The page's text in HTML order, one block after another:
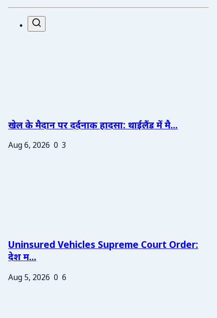
खेल के मैदान पर दर्दनाक हादसा: थाईलैंड में मै...
Aug 6, 2026 0 3
Uninsured Vehicles Supreme Court Order:
देश म...
Aug 5, 2026 0 6